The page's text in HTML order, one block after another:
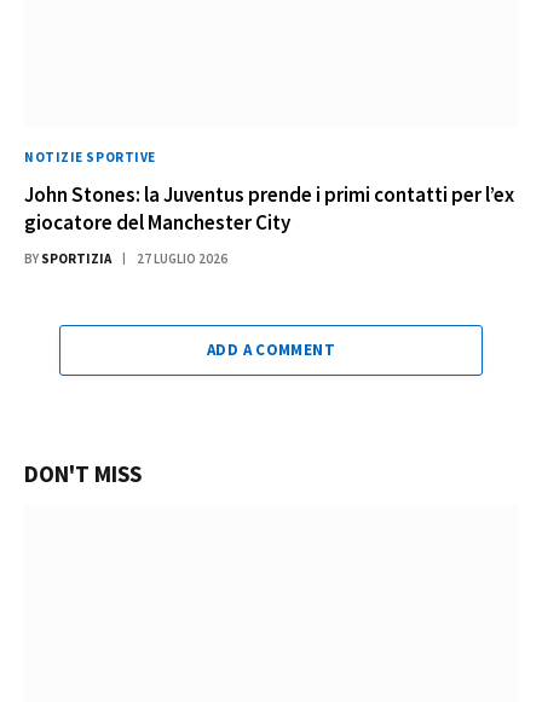
NOTIZIE SPORTIVE
John Stones: la Juventus prende i primi contatti per l’ex
giocatore del Manchester City
BY SPORTIZIA 27 LUGLIO 2026
ADD A COMMENT
DON'T MISS